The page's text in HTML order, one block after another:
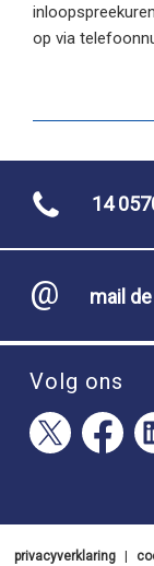
op via
14
mail
Volg ons
privacyverklaring |